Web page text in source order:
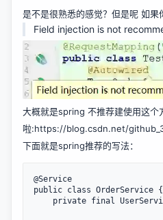
是不是很熟悉的感觉？但是呢 如果
Field injection is not
大概就是spring 不推荐建使用这个
啦:https://blog.csdn.net/
下面就是spring推荐的写法：
@Service
public class OrderService {